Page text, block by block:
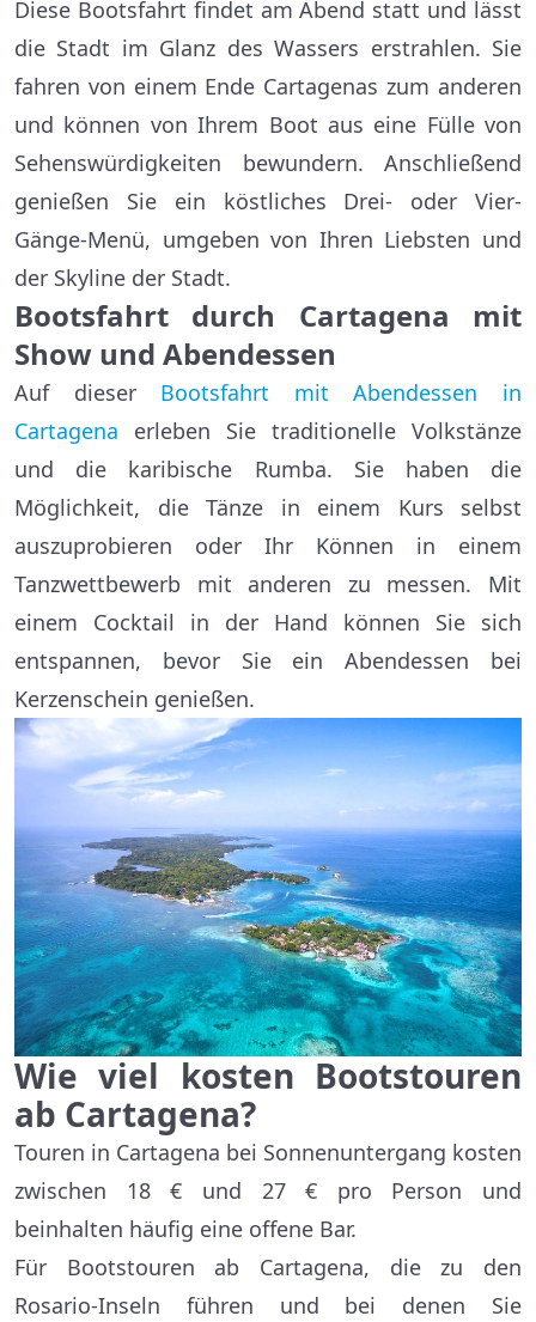
Diese Bootsfahrt findet am Abend statt und lässt
die Stadt im Glanz des Wassers erstrahlen. Sie
fahren von einem Ende Cartagenas zum anderen
und können von Ihrem Boot aus eine Fülle von
Sehenswürdigkeiten bewundern. Anschließend
genießen Sie ein köstliches Drei- oder Vier-
Gänge-Menü, umgeben von Ihren Liebsten und
der Skyline der Stadt.
Bootsfahrt durch Cartagena mit
Show und Abendessen
Auf dieser Bootsfahrt mit Abendessen in
Cartagena erleben Sie traditionelle Volkstänze
und die karibische Rumba. Sie haben die
Möglichkeit, die Tänze in einem Kurs selbst
auszuprobieren oder Ihr Können in einem
Tanzwettbewerb mit anderen zu messen. Mit
einem Cocktail in der Hand können Sie sich
entspannen, bevor Sie ein Abendessen bei
Kerzenschein genießen.
Wie viel kosten Bootstouren
ab Cartagena?
Touren in Cartagena bei Sonnenuntergang kosten
zwischen 18 € und 27 € pro Person und
beinhalten häufig eine offene Bar.
Für Bootstouren ab Cartagena, die zu den
Rosario-Inseln führen und bei denen Sie